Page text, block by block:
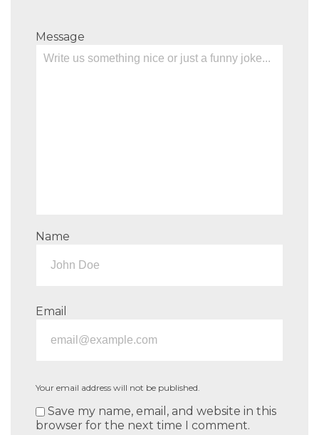
Message
Name
Email
Your email address will not be published.
Save my name, email, and website in this
browser for the next time I comment.